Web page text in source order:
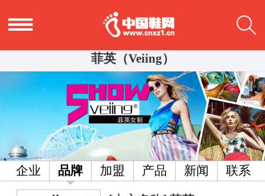
菲英（Veiing）
企业 品牌 加盟 产品 新闻 联系